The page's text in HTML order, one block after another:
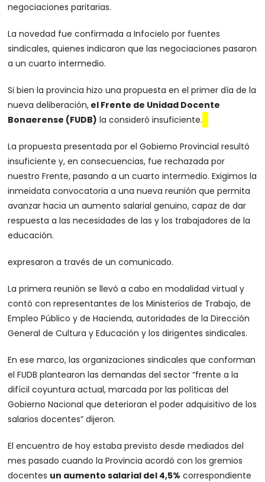
negociaciones paritarias.
La novedad fue confirmada a Infocielo por fuentes
sindicales, quienes indicaron que las negociaciones pasaron
a un cuarto intermedio.
Si bien la provincia hizo una propuesta en el primer día de la
nueva deliberación, el Frente de Unidad Docente
Bonaerense (FUDB) la consideró insuficiente.
La propuesta presentada por el Gobierno Provincial resultó
insuficiente y, en consecuencias, fue rechazada por
nuestro Frente, pasando a un cuarto intermedio. Exigimos la
inmeidata convocatoria a una nueva reunión que permita
avanzar hacia un aumento salarial genuino, capaz de dar
respuesta a las necesidades de las y los trabajadores de la
educación.
expresaron a través de un comunicado.
La primera reunión se llevó a cabo en modalidad virtual y
contó con representantes de los Ministerios de Trabajo, de
Empleo Público y de Hacienda, autoridades de la Dirección
General de Cultura y Educación y los dirigentes sindicales.
En ese marco, las organizaciones sindicales que conforman
el FUDB plantearon las demandas del sector “frente a la
difícil coyuntura actual, marcada por las políticas del
Gobierno Nacional que deterioran el poder adquisitivo de los
salarios docentes” dijeron.
El encuentro de hoy estaba previsto desde mediados del
mes pasado cuando la Provincia acordó con los gremios
docentes un aumento salarial del 4,5% correspondiente